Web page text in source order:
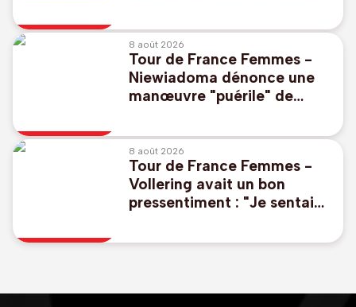
II 4-1
8 août 2026
Tour de France Femmes -
Niewiadoma dénonce une
manœuvre "puérile" de
respect"
8 août 2026
Tour de France Femmes -
Vollering avait un bon
pressentiment : "Je sentais
maillot jaune"